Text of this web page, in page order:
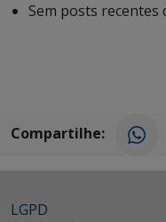
Sem posts recentes
Compartilhe:
LGPD